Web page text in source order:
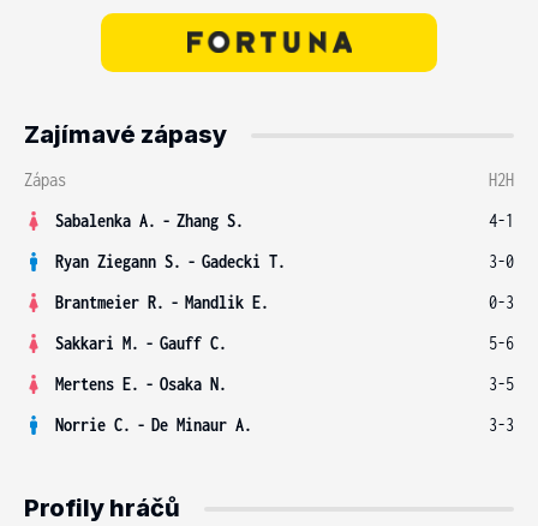
Zajímavé zápasy
Zápas
H2H
Sabalenka A. - Zhang S.
4-1
Ryan Ziegann S. - Gadecki T.
3-0
Brantmeier R. - Mandlik E.
0-3
Sakkari M. - Gauff C.
5-6
Mertens E. - Osaka N.
3-5
Norrie C. - De Minaur A. 3-3
Profily hráčů